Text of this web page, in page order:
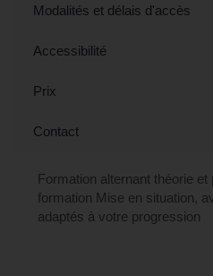
Modalités et délais d'accès
Accessibilité
Prix
Contact
Formation alternant théorie et
formation Mise en situation,
adaptés à votre progression